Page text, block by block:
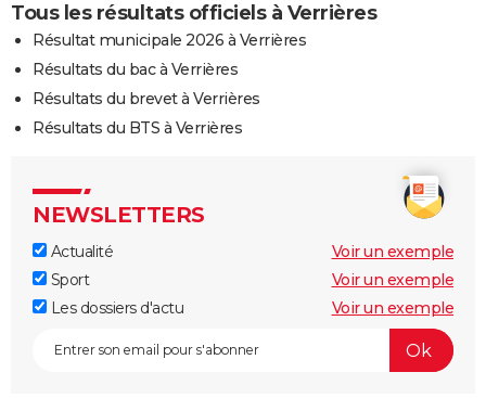
Tous les résultats officiels à Verrières
Résultat municipale 2026 à Verrières
Résultats du bac à Verrières
Résultats du brevet à Verrières
Résultats du BTS à Verrières
NEWSLETTERS
Actualité
Voir un exemple
Sport
Voir un exemple
Les dossiers d'actu
Voir un exemple